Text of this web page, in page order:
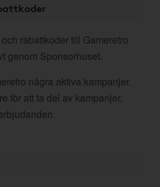
rabattkoder till Gameretro
genom Sponsorhuset.
några aktiva kampanjer.
för att ta del av kampanjer,